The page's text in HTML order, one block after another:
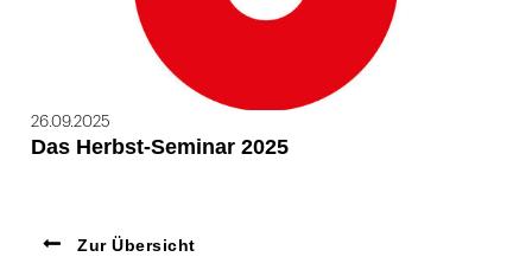
26.09.2025
Das Herbst-Seminar 2025
Zur Übersicht